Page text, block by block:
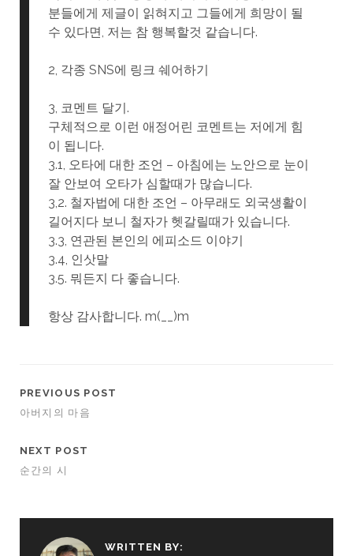
분들에게 제글이 읽혀지고 그들에게 희망이 될
수 있다면, 저는 참 행복할것 같습니다.
2, 각종 SNS에 링크 쉐어하기
3, 코멘트 달기.
구체적으로 이런 애정어린 코멘트는 저에게 힘
이 됩니다.
3.1, 오타에 대한 조언 – 아침에는 노안으로 눈이
잘 안보여 오타가 심할때가 많습니다.
3,2. 철자법에 대한 조언 – 아무래도 외국생활이
길어지다 보니 철자가 헷갈릴때가 있습니다.
3.3, 연관된 본인의 에피소드 이야기
3.4, 인삿말
3.5. 뭐든지 다 좋습니다.
항상 감사합니다. m(__)m
PREVIOUS POST
아버지의 마음
NEXT POST
순간의 시
WRITTEN BY: